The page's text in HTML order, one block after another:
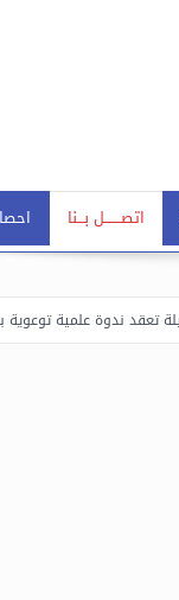
اتصـــــــل بـــنا
ندوة علمية توعوية